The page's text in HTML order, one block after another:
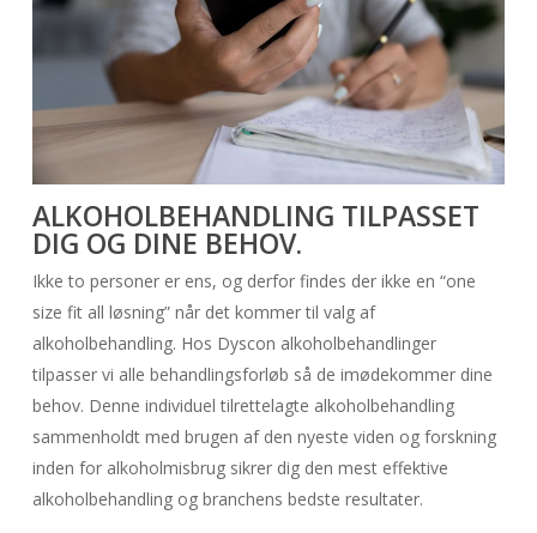
ALKOHOLBEHANDLING TILPASSET
DIG OG DINE BEHOV.
Ikke to personer er ens, og derfor findes der ikke en “one
size fit all løsning” når det kommer til valg af
alkoholbehandling. Hos Dyscon alkoholbehandlinger
tilpasser vi alle behandlingsforløb så de imødekommer dine
behov. Denne individuel tilrettelagte alkoholbehandling
sammenholdt med brugen af den nyeste viden og forskning
inden for alkoholmisbrug sikrer dig den mest effektive
alkoholbehandling og branchens bedste resultater.